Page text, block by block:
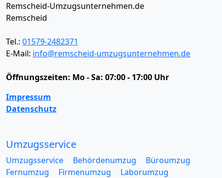
Remscheid-Umzugsunternehmen.de
Remscheid
Tel.: 01579-2482371
E-Mail: info@remscheid-umzugsunternehmen.de
Öffnungszeiten: Mo - Sa: 07:00 - 17:00 Uhr
Impressum
Datenschutz
Umzugsservice
Umzugsservice Behördenumzug
Büroumzug
Fernumzug
Firmenumzug
Laborumzug